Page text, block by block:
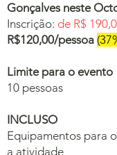
Gonçalves neste
Inscrição: de R$
R$120,00/pessoa
Limite para o evento
10 pessoas
INCLUSO
Equipamentos para
a atividade